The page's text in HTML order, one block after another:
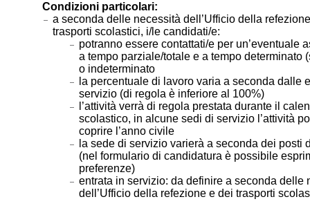
Condizioni particolari:
a seconda delle necessità dell’Ufficio della
trasporti scolastici, i/le candidati/e:
potranno essere contattati/e per un’eventuale
a tempo parziale/totale e a tempo determinato
o indeterminato
la percentuale di lavoro varia a seconda dalle
servizio (di regola è inferiore al 100%)
l’attività verrà di regola prestata durante il
scolastico, in alcune sedi di servizio l’attività
coprire l’anno civile
la sede di servizio varierà a seconda dei posti
(nel formulario di candidatura è possibile
preferenze)
entrata in servizio: da definire a seconda delle
dell’Ufficio della refezione e dei trasporti